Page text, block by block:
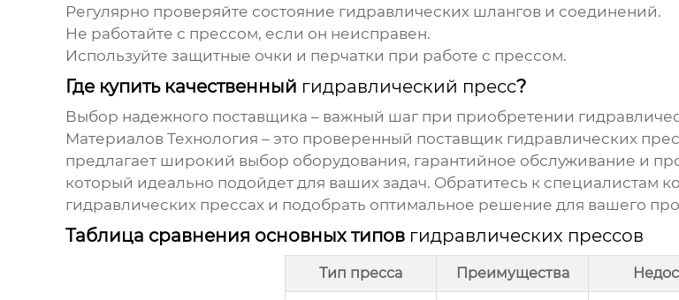
Регулярно проверяйте состояние гидравлических шлангов и соединений.
Не работайте с прессом, если он неисправен.
Используйте защитные очки и перчатки при работе с прессом.
Где купить качественный гидравлический пресс?
Выбор надежного поставщика – важный шаг при приобретении
Материалов Технология – это проверенный поставщик гидравлических
предлагает широкий выбор оборудования, гарантийное обслуживание и
который идеально подойдет для ваших задач. Обратитесь к
гидравлических прессахи подобрать оптимальное решение для вашего
Таблица сравнения основных типов гидравлических прессов
Тип пресса Преимущества